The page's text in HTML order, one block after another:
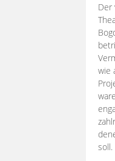
Der
wie
zahlr
soll.